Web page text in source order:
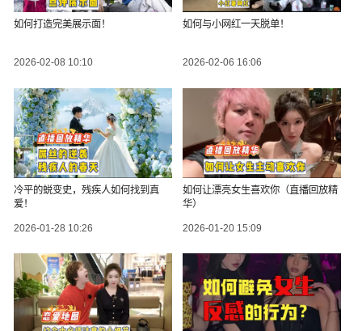
如何打造完美展示面！
2026-02-08 10:10
如何与小网红一天脱单！
2026-02-06 16:06
冷平的蜕变史，残疾人如何找到真
爱！
2026-01-28 10:26
如何让漂亮女生喜欢你（直播回放精
华）
2026-01-20 15:09